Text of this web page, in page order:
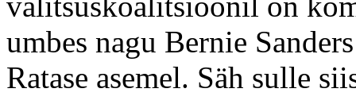
umbes nagu Bernie
Ratase asemel. Säh sulle